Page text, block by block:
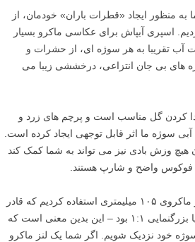
به منظور ایجاد «قطرات باران» خودمان، از
اسپری آبپاش برای عکاسی ماکرو بسیار
آب تقریبا به هر سوژه ای، از حشرات و
های بی جان انتزاعی، درخششی زیبا می
کردن گل مناسب است و پرچم های زرد و
سوژه ما اثر قابل توجهی ایجاد کرده است.
هیچ وزش بادی نیز می تواند به شما کمک کند
فوکوس واضح و شارپ هستند.
ما برای عکس خود از یک لنز ماکروی ۱۰۵ میلیمتری استفاده کردیم که قادر
به عکاسی با نسبت بازتولید یا بزرگنمایی ۱:۱ بود – این بدین معنی است که
سوژه خود نزدیک شویم. اگر شما یک لنز ماکرو